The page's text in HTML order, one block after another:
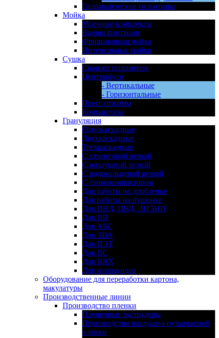
Гидравлические гильотины
Мойка
Моечные комплексы
Ванны флотации
Фрикционная мойка
Интенсивные мойки
Сушка
Сквизер полимеров
Центрифуги
- Вертикальные
- Горизонтальные
Пресс отжимы
Компакторы
Грануляция
Однокаскадные
Двухкаскадные
Трехкаскадные
С стренговой резкой
С воздушной резкой
С водокольцевой резкой
С термокомпактором
Для работы на дробленке
Для работы на пушонке
Для ПНД, ПВД, ЛПЭНП
Для ПП
Для АБС
Для ЭВА
Для ПЭТ
Для ПС
Для ПВХ
Для компаундов
Оборудование для переработки картона,
макулатуры
Производственные линии
Производство пленки
Пленочные экструдеры
Производство воздушно-пузырьковой
пленки